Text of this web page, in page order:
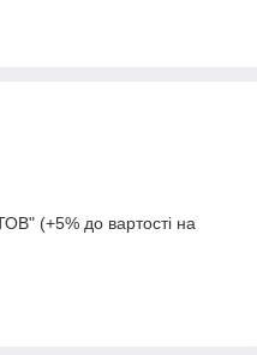
(+5% до вартості на